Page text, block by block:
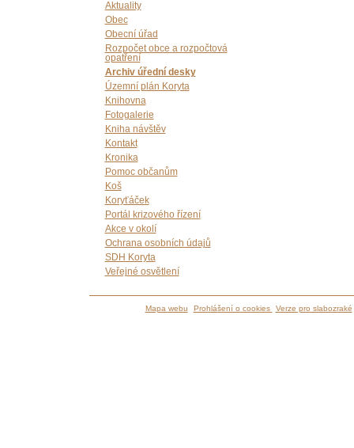
Aktuality
Obec
Obecní úřad
Rozpočet obce a rozpočtová
opatření
Archiv úřední desky
Územní plán Koryta
Knihovna
Fotogalerie
Kniha návštěv
Kontakt
Kronika
Pomoc občanům
Koš
Koryťáček
Portál krizového řízení
Akce v okolí
Ochrana osobních údajů
SDH Koryta
Veřejné osvětlení
Mapa webu Prohlášení o cookies Verze pro slabozraké